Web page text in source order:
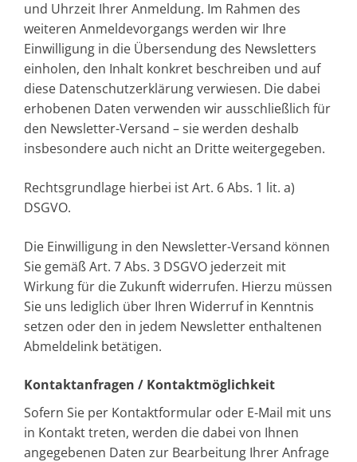
und Uhrzeit Ihrer Anmeldung. Im Rahmen des
weiteren Anmeldevorgangs werden wir Ihre
Einwilligung in die Übersendung des Newsletters
einholen, den Inhalt konkret beschreiben und auf
diese Datenschutzerklärung verwiesen. Die dabei
erhobenen Daten verwenden wir ausschließlich für
den Newsletter-Versand – sie werden deshalb
insbesondere auch nicht an Dritte weitergegeben.
Rechtsgrundlage hierbei ist Art. 6 Abs. 1 lit. a)
DSGVO.
Die Einwilligung in den Newsletter-Versand können
Sie gemäß Art. 7 Abs. 3 DSGVO jederzeit mit
Wirkung für die Zukunft widerrufen. Hierzu müssen
Sie uns lediglich über Ihren Widerruf in Kenntnis
setzen oder den in jedem Newsletter enthaltenen
Abmeldelink betätigen.
Kontaktanfragen / Kontaktmöglichkeit
Sofern Sie per Kontaktformular oder E-Mail mit uns
in Kontakt treten, werden die dabei von Ihnen
angegebenen Daten zur Bearbeitung Ihrer Anfrage